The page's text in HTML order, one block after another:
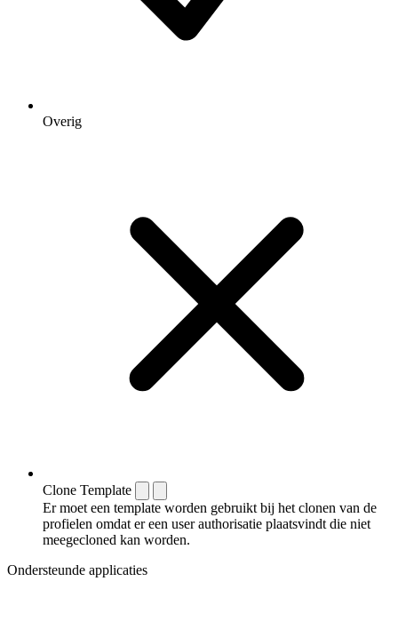
Overig
Clone Template
Er moet een template worden gebruikt bij het clonen van de
profielen omdat er een user authorisatie plaatsvindt die niet
meegecloned kan worden.
Ondersteunde applicaties